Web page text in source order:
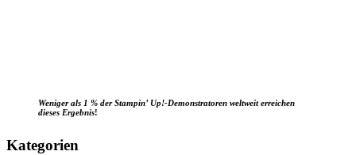
Weniger als 1 % der Stampin’ Up!-Demonstratoren weltweit erreichen
dieses Ergebnis!
Kategorien